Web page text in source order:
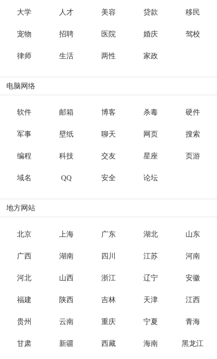
大学 人才 美容 贷款 移民
宠物 招聘 医院 婚庆 驾校
律师 生活 两性 家政
电脑网络
软件 邮箱 博客 杀毒 硬件
军事 壁纸 聊天 网页 搜索
编程 科技 交友 星座 页游
域名 QQ 安全 论坛
地方网站
北京 上海 广东 湖北 山东
广西 湖南 四川 江苏 河南
河北 山西 浙江 辽宁 安徽
福建 陕西 吉林 天津 江西
贵州 云南 重庆 宁夏 青海
甘肃 新疆 西藏 海南 黑龙江